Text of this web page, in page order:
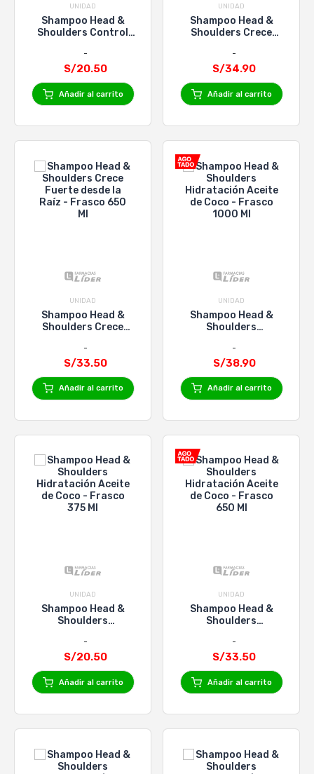
UNIDAD
Shampoo Head &
Shoulders Control
desde la Raíz -
Frasco 375 Ml
S/20.50
Añadir al carrito
UNIDAD
Shampoo Head &
Shoulders Crece
Frasco 1000 Ml
S/34.90
Añadir al carrito
UNIDAD
Shampoo Head &
Shoulders Crece
Frasco 650 Ml
S/33.50
Añadir al carrito
UNIDAD
Shampoo Head &
Shoulders
Coco - Frasco 1000
Ml
S/38.90
Añadir al carrito
UNIDAD
Shampoo Head &
Shoulders
Coco - Frasco 375 Ml
S/20.50
Añadir al carrito
UNIDAD
Shampoo Head &
Shoulders
Coco - Frasco 650 Ml
S/33.50
Añadir al carrito